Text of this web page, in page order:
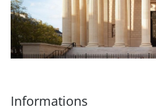
Informations